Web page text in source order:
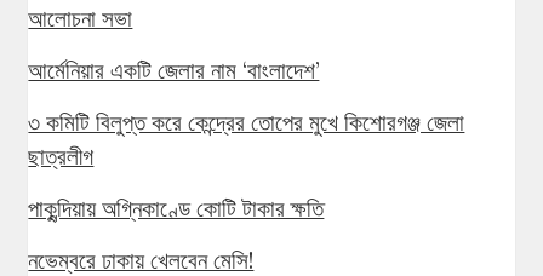
আলোচনা সভা
আর্মেনিয়ার একটি জেলার নাম ‘বাংলাদেশ’
৩ কমিটি বিলুপ্ত করে কেন্দ্রের তোপের মুখে কিশোরগঞ্জ জেলা
ছাত্রলীগ
পাকুন্দিয়ায় অগ্নিকাণ্ডে কোটি টাকার ক্ষতি
নভেম্বরে ঢাকায় খেলবেন মেসি!